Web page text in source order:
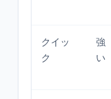
クイッ
ク
強
い